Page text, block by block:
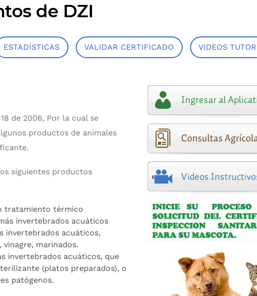
de DZI
ESTADÍSTICAS VALIDAR CERTIFICADO VIDEOS
de 2006, Por la cual se
productos de animales
siguientes productos
tratamiento térmico
invertebrados acuáticos
invertebrados acuáticos,
marinados.
invertebrados acuáticos, que
(platos preparados), o
patógenos.